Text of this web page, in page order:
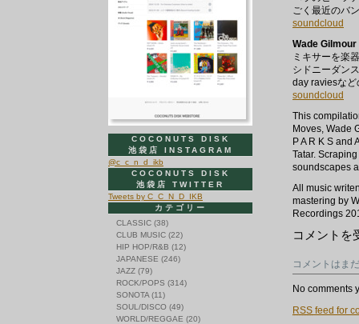
ごく最近のバ
soundcloud
Wade Gilmour
ミキサーを楽
シドニーダン
day raviesなど
soundcloud
This
Moves, Wade
P A R K S
Tatar.
soundscapes
All music
mastering by
Recordings
New
Spirit
/
Compilation
コメントを
コメントはま
No comments
RSS feed for
COCONUTS DISK
池袋店 INSTAGRAM
@c_c_n_d_ikb
COCONUTS DISK
池袋店 TWITTER
Tweets by C_C_N_D_IKB
カテゴリー
CLASSIC (38)
CLUB MUSIC (22)
HIP HOP/R&B (12)
JAPANESE (246)
JAZZ (79)
ROCK/POPS (314)
SONOTA (11)
SOUL/DISCO (49)
WORLD/REGGAE (20)